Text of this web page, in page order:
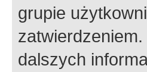
grupie
dalszych